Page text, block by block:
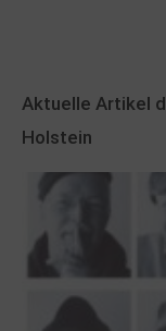
Aktuelle Artikel
Holstein